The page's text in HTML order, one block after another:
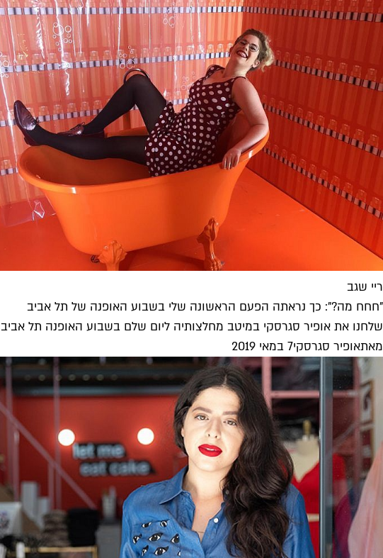
ריי שגב
"חחח מה?": כך נראתה הפעם הראשונה שלי בשבוע האופנה של תל אביב
שלחנו את אופיר סגרסקי במיטב מחלצותיה ליום שלם בשבוע האופנה תל אביב 2019. האירוע הכי מוגזם בשנה הפגיש בין בובספוג לאותנטיות,...
מאתאופיר סגרסקי7 במאי 2019